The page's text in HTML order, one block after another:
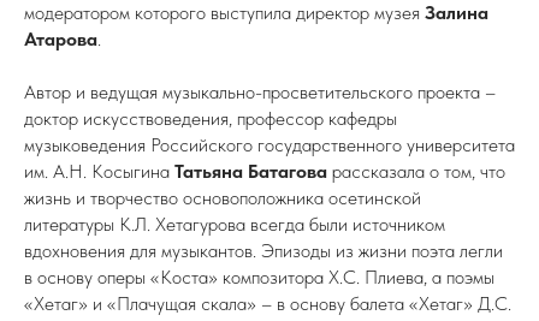
модератором которого выступила директор музея Залина
Атарова.
Автор и ведущая музыкально-просветительского проекта –
доктор искусствоведения, профессор кафедры
музыковедения Российского государственного университета
им. А.Н. Косыгина Татьяна Батагова рассказала о том, что
жизнь и творчество основоположника осетинской
литературы К.Л. Хетагурова всегда были источником
вдохновения для музыкантов. Эпизоды из жизни поэта легли
в основу оперы «Коста» композитора Х.С. Плиева, а поэмы
«Хетаг» и «Плачущая скала» – в основу балета «Хетаг» Д.С.